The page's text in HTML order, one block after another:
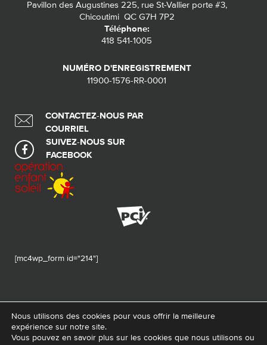
Pavillon des Augustines 225, rue St-Vallier porte #3,
Chicoutimi QC G7H 7P2
Téléphone:
418 541-1005
NUMÉRO D'ENREGISTREMENT
11900-1576-RR-0001
CONTACTEZ-NOUS PAR
COURRIEL
SUIVEZ-NOUS SUR
FACEBOOK
[mc4wp_form id="214"]
© 2026 Tous droits réservés - Fondation de ma vie – Pour la santé de la
Nous utilisons des cookies pour vous offrir la meilleure
expérience sur notre site.
Vous pouvez en savoir plus sur les cookies que nous utilisons ou